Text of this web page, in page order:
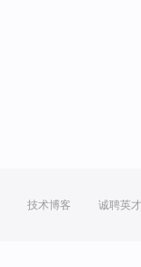
技术博客 诚聘英才